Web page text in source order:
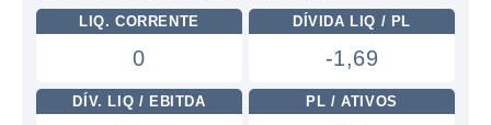
LIQ. CORRENTE
0
DÍVIDA LIQ / PL
-1,69
DÍV. LIQ / EBITDA PL / ATIVOS